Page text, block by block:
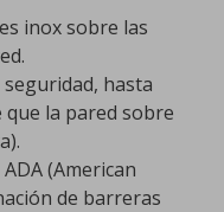
inox sobre las
hasta
que la pared sobre
(American
de barreras